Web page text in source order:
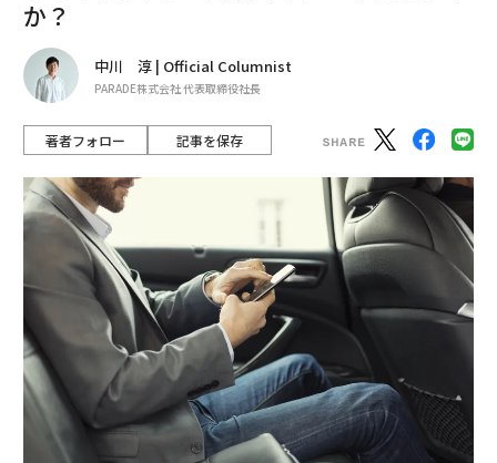
か？
中川 淳 | Official Columnist
PARADE株式会社 代表取締役社長
著者フォロー 記事を保存